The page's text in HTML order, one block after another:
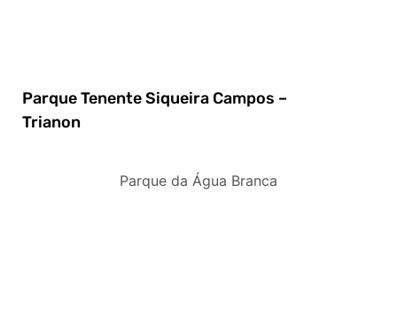
Parque Tenente Siqueira Campos –
Trianon
Parque da Água Branca